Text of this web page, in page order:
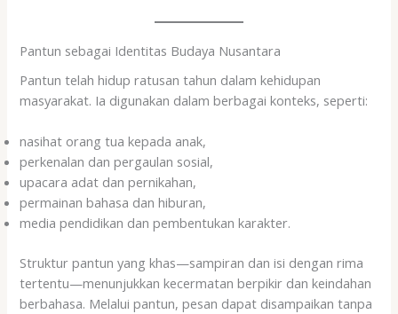
Pantun sebagai Identitas Budaya Nusantara
Pantun telah hidup ratusan tahun dalam kehidupan
masyarakat. Ia digunakan dalam berbagai konteks, seperti:
nasihat orang tua kepada anak,
perkenalan dan pergaulan sosial,
upacara adat dan pernikahan,
permainan bahasa dan hiburan,
media pendidikan dan pembentukan karakter.
Struktur pantun yang khas—sampiran dan isi dengan rima
tertentu—menunjukkan kecermatan berpikir dan keindahan
berbahasa. Melalui pantun, pesan dapat disampaikan tanpa